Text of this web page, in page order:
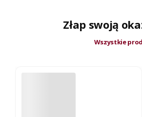
Złap swoją
Wszystkie